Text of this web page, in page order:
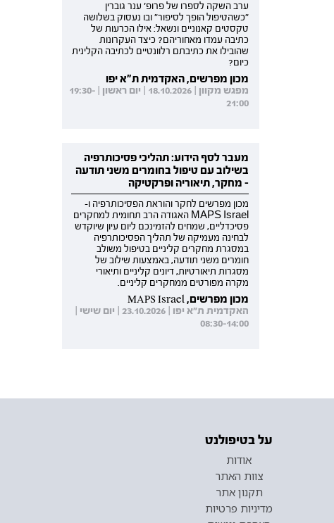
ערב השקה לספרו של פרופ' ענר גוברין
"כשהטיפול הופך לסיפור" ובו נעסוק בשלושה
טקסטים קאנוניים ונשאל: אילו הכרעות של
כתיבה עמדו מאחוריהם? כיצד העקרונות
שהובילו את כתיבתם רלוונטיים לכתיבה הקלינית
כיום?
מכון מפרשים, האקדמית ת"א יפו
מפגש מקוון | 18.10.2026 | יום ראשון | 19:30-
21:00
מעבר לסף הידוע: תהליכי פסיכותרפיה
בשילוב עם טיפול בחומרים משני תודעה
- מחקר, תיאוריה ופרקטיקה
מכון מפרשים לחקר והוראת הפסיכותרפיה ו-
MAPS Israel האגודה הרב תחומית למחקרים
פסיכדליים, שמחים להזמינכם ליום עיון שיוקדש
לבחינה מעמיקה של תהליך הפסיכותרפיה
במסגרת מחקרים קליניים בטיפול משולב
חומרים משני תודעה, באמצעות שילוב של
מסגרות תיאורטיות, דיונים קליניים ותיאורי
מקרה מפורטים ממחקרים קליניים.
מכון מפרשים, MAPS Israel
האקדמית ת"א יפו | 23.10.2026 | יום שישי |
08:30-14:00
על בטיפולנט
אודות
צוות האתר
תקנון אתר
מדיניות פרטיות